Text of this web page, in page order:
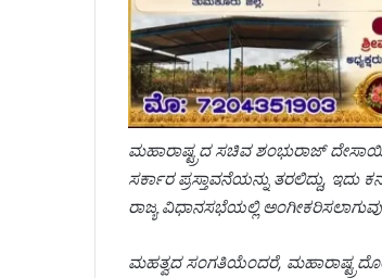
ಮಹಾರಾಷ್ಟ್ರದ ಸಚಿವ ಶಂಭುರಾಜ್
ಸರ್ಕಾರ ಪ್ರಸ್ತಾವನೆಯನ್ನು ತರಲಿದ್ದು,
ರಾಜ್ಯ ವಿಧಾನಸಭೆಯಲ್ಲಿ
ಮಹತ್ವದ ಸಂಗತಿಯೆಂದರೆ,